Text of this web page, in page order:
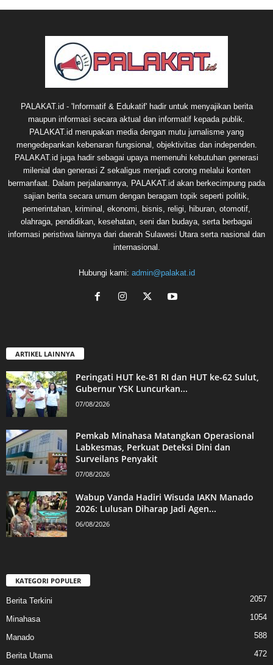
PALAKAT.id - 'Informatif & Edukatif' hadir untuk menyajikan berita
maupun informasi secara aktual dan informatif kepada publik.
PALAKAT.id merupakan media dengan mutu jurnalisme yang
mengedepankan kebenaran fungsional, objektivitas dan independen.
PALAKAT.id juga hadir sebagai upaya memenuhi kebutuhan generasi
milenial dan generasi Z sekaligus menjadi corong melalui konten
bermanfaat. Dalam perjalanannya, PALAKAT.id akan berkecimpung pada
sajian berita secara umum dengan beragam topik seperti politik,
pemerintahan, kriminal, ekonomi, bisnis, religi, hiburan, otomotif,
olahraga, pendidikan, kesehatan, seni dan budaya, serta berbagai
informasi peristiwa lainnya dari daerah Sulawesi Utara serta nasional dan
internasional.
Hubungi kami: admin@palakat.id
ARTIKEL LAINNYA
Peringati HUT ke-81 RI dan HUT ke-62 Sulut,
Gubernur YSK Luncurkan...
07/08/2026
Pemkab Minahasa Matangkan Operasional
Labkesmas, Perkuat Deteksi Dini dan
Surveilans Penyakit
07/08/2026
Wabup Vanda Hadiri Wisuda IAKN Manado
2026: Lulusan Diharap Jadi Agen...
06/08/2026
KATEGORI POPULER
Berita Terkini 2057
Minahasa 1054
Manado 588
Berita Utama 472